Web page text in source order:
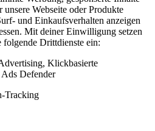
Webseite oder Produkte
und Einkaufsverhalten anzeigen
Mit deiner Einwilligung setzen
folgende Drittdienste ein:
Klickbasierte
Defender
Tracking